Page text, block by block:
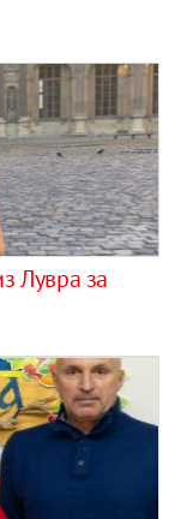
Лувра за